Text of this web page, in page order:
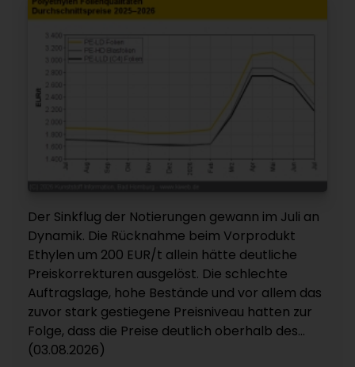
Der Sinkflug der Notierungen gewann im Juli an
Dynamik. Die Rücknahme beim Vorprodukt
Ethylen um 200 EUR/t allein hätte deutliche
Preiskorrekturen ausgelöst. Die schlechte
Auftragslage, hohe Bestände und vor allem das
zuvor stark gestiegene Preisniveau hatten zur
Folge, dass die Preise deutlich oberhalb des...
(03.08.2026)